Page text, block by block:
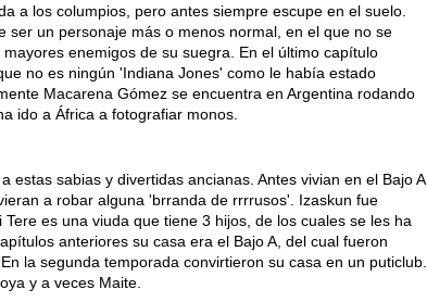
a los columpios, pero antes siempre escupe en el suelo.
ser un personaje más o menos normal, en el que no se
enemigos de su suegra. En el último capítulo
no es ningún 'Indiana Jones' como le había estado
Macarena Gómez se encuentra en Argentina rodando
ido a África a fotografiar monos.
estas sabias y divertidas ancianas. Antes vivian en el Bajo A,
a robar alguna 'brranda de rrrrusos'. Izaskun fue
es una viuda que tiene 3 hijos, de los cuales se les ha
anteriores su casa era el Bajo A, del cual fueron
la segunda temporada convirtieron su casa en un puticlub.
y a veces Maite.